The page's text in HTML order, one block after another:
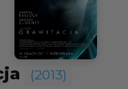
(2013)